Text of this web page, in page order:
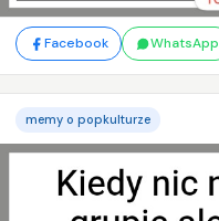
Facebook WhatsApp
memy o popkulturze